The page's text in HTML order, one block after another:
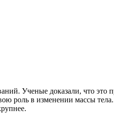
Ученые доказали, что это
роль в изменении массы